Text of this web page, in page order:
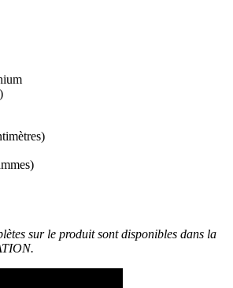
sur le produit sont disponibles dans la